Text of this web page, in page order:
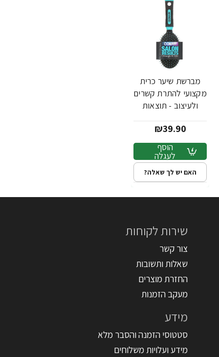
מברשת שיער כרית
מקצועי להתרת קשרים
ולעיצוב - תוצאות
Conair
₪39.90
הוסף
לעגלה
האם יש לך שאלה?
שירות לקוחות
צור קשר
שאלות ותשובות
החזרת מוצרים
מעקב הזמנות
מידע
סטטוסי הזמנה והסבר מלא
מידע ועלויות משלוחים